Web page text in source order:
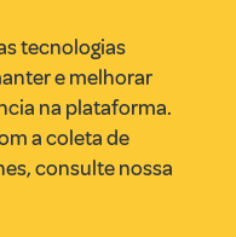
tecnologias
e melhorar
na plataforma.
a coleta de
consulte nossa